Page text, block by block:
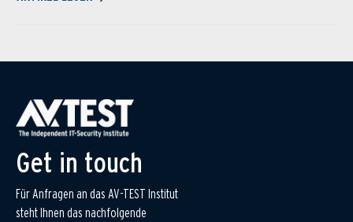
Get in touch
Für Anfragen an das AV-TEST Institut
steht Ihnen das nachfolgende